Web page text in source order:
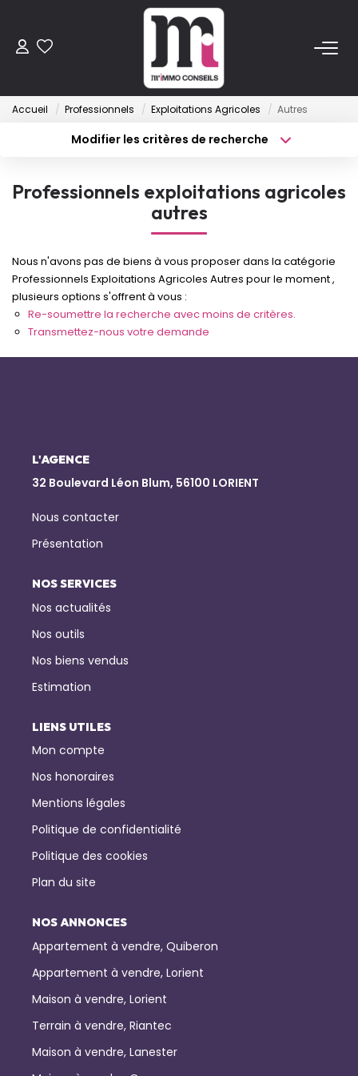
ACHETER
Anciens
Programmes Neufs
VENDRE
ESTIMER
Nous Rejoindre
Accueil Professionnels Exploitations Agricoles Autres
Modifier les critères de recherche
Type de bien
Créer une alerte
Professionnels exploitations agricoles
autres
Nous n'avons pas de biens à vous proposer dans la catégorie
Professionnels Exploitations Agricoles Autres pour le moment ,
plusieurs options s'offrent à vous :
Re-soumettre la recherche avec moins de critères.
Transmettez-nous votre demande
L'AGENCE
32 Boulevard Léon Blum, 56100 LORIENT
Nous contacter
Présentation
NOS SERVICES
Nos actualités
Nos outils
Nos biens vendus
Estimation
LIENS UTILES
Mon compte
Nos honoraires
Mentions légales
Politique de confidentialité
Politique des cookies
Plan du site
NOS ANNONCES
Appartement à vendre, Quiberon
Appartement à vendre, Lorient
Maison à vendre, Lorient
Terrain à vendre, Riantec
Maison à vendre, Lanester